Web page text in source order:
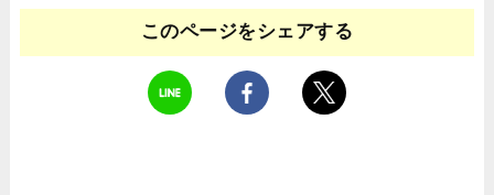
このページをシェアする